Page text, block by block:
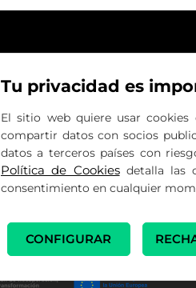
Tu privacidad es
El sitio web quiere usar cookies
compartir datos con socios
datos a terceros países con
Política de Cookiesdetalla las
consentimiento en cualquier
CONFIGURAR